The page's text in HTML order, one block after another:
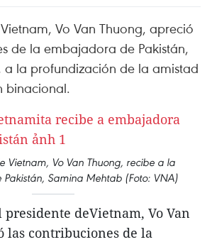
Vo Van Thuong, apreció
de la embajadora de Pakistán,
a la profundización de la amistad
binacional.
Vietnam, Vo Van Thuong, recibe a la
Samina Mehtab (Foto: VNA)
presidente deVietnam, Vo Van
las contribuciones de la